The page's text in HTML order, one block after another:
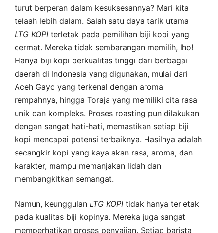
turut berperan dalam kesuksesannya? Mari kita
telaah lebih dalam. Salah satu daya tarik utama
LTG KOPI terletak pada pemilihan biji kopi yang
cermat. Mereka tidak sembarangan memilih, lho!
Hanya biji kopi berkualitas tinggi dari berbagai
daerah di Indonesia yang digunakan, mulai dari
Aceh Gayo yang terkenal dengan aroma
rempahnya, hingga Toraja yang memiliki cita rasa
unik dan kompleks. Proses roasting pun dilakukan
dengan sangat hati-hati, memastikan setiap biji
kopi mencapai potensi terbaiknya. Hasilnya adalah
secangkir kopi yang kaya akan rasa, aroma, dan
karakter, mampu memanjakan lidah dan
membangkitkan semangat.
Namun, keunggulan LTG KOPI tidak hanya terletak
pada kualitas biji kopinya. Mereka juga sangat
memperhatikan proses penyajian. Setiap barista